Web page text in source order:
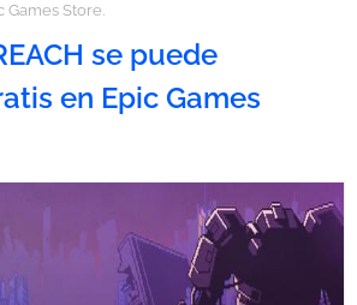
Games Store.
se puede
en Epic Games